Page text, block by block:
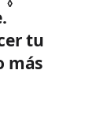
◊
o
n
tu
más